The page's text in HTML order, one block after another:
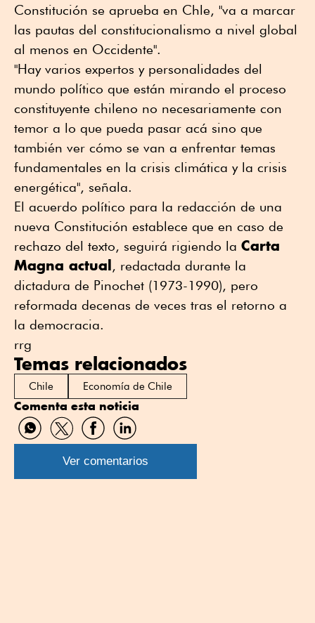
Constitución se aprueba en Chle, "va a marcar
las pautas del constitucionalismo a nivel global
al menos en Occidente".
"Hay varios expertos y personalidades del
mundo político que están mirando el proceso
constituyente chileno no necesariamente con
temor a lo que pueda pasar acá sino que
también ver cómo se van a enfrentar temas
fundamentales en la crisis climática y la crisis
energética", señala.
El acuerdo político para la redacción de una
nueva Constitución establece que en caso de
rechazo del texto, seguirá rigiendo la Carta
Magna actual, redactada durante la
dictadura de Pinochet (1973-1990), pero
reformada decenas de veces tras el retorno a
la democracia.
rrg
Temas relacionados
Chile Economía de Chile
Comenta esta noticia
Compartir
por
WhatsApp
Compartir
por
Twitter
Compartir
por
Facebook
Compartir
por
Linkedin
Ver comentarios